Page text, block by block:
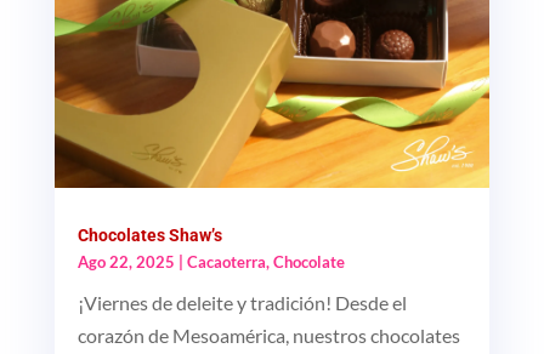
Chocolates Shaw’s
Ago 22, 2025
Cacaoterra,Chocolate
¡Viernes de deleite y tradición! Desde el
corazón de Mesoamérica, nuestros chocolates